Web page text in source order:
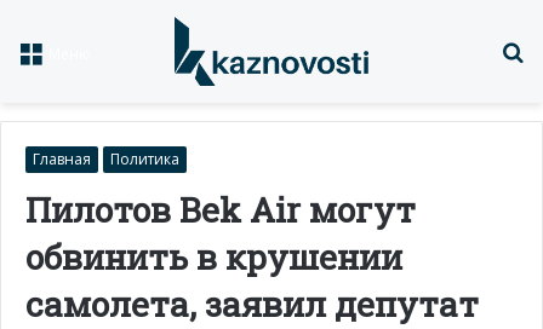
Главная Политика
Пилотов Bek Air могут
обвинить в крушении
самолета, заявил депутат